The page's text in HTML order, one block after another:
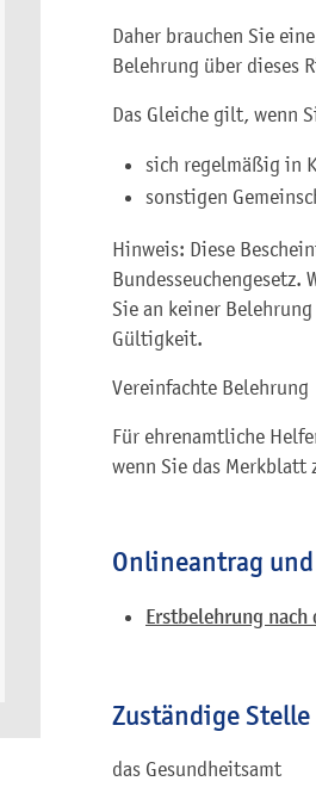
Daher brauchen Sie
Belehrung über dieses
Das Gleiche gilt, wenn
sich regelmäßig in
sonstigen
Hinweis: Diese
Bundesseuchengesetz.
Sie an keiner
Gültigkeit.
Vereinfachte Belehrung
Für ehrenamtliche
wenn Sie das
Onlineantrag
Erstbelehrung
Zuständige Stelle
das Gesundheitsamt